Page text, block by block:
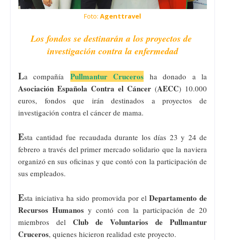
Foto: Agenttravel
Los fondos se destinarán a los proyectos de
investigación contra la enfermedad
La compañía Pullmantur Crucerosha donado a la
Asociación Española Contra el Cáncer (AECC) 10.000
euros, fondos que irán destinados a proyectos de
investigación contra el cáncer de mama.
Esta cantidad fue recaudada durante los días 23 y 24 de
febrero a través del primer mercado solidario que la naviera
organizó en sus oficinas y que contó con la participación de
sus empleados.
Esta iniciativa ha sido promovida por el Departamento de
Recursos Humanos y contó con la participación de 20
miembros del Club de Voluntarios de Pullmantur
Cruceros, quienes hicieron realidad este proyecto.